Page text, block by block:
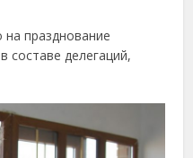
празднование
составе делегаций,